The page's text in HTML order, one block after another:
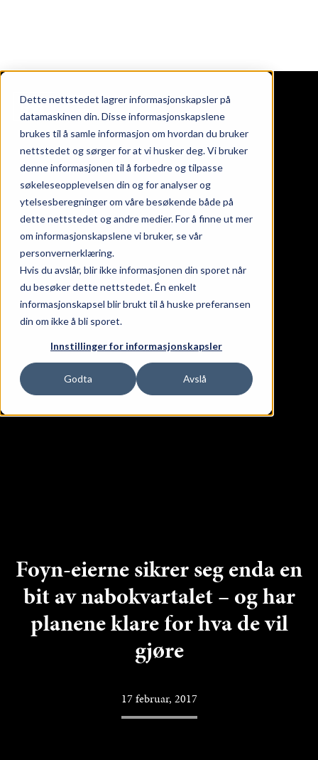
Dette nettstedet lagrer informasjonskapsler på
datamaskinen din. Disse informasjonskapslene
brukes til å samle informasjon om hvordan du bruker
nettstedet og sørger for at vi husker deg. Vi bruker
denne informasjonen til å forbedre og tilpasse
søkeleseopplevelsen din og for analyser og
ytelsesberegninger om våre besøkende både på
dette nettstedet og andre medier. For å finne ut mer
om informasjonskapslene vi bruker, se vår
personvernerklæring.
Hvis du avslår, blir ikke informasjonen din sporet når
du besøker dette nettstedet. Én enkelt
informasjonskapsel blir brukt til å huske preferansen
din om ikke å bli sporet.
Innstillinger for informasjonskapsler
Godta Avslå
at work
24, 26 & 28
torg
Lokaler
Foyn-eierne sikrer seg enda en
bit av nabokvartalet – og har
planene klare for hva de vil
gjøre
17 februar, 2017